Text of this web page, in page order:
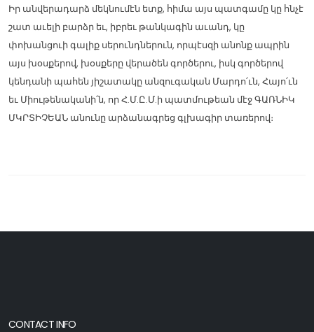
Իր անվերադարձ մեկնումէն ետք, հիմա այս պատգամը կը հնչէ
շատ աւելի բարձր եւ, իբրեւ թանկագին աւանդ, կը
փոխանցուի գալիք սերունդներուն, որպէսզի անոնք ապրին
այս խօսքերով, խօսքերը վերածեն գործերու, իսկ գործերով
կենդանի պահեն յիշատակը անզուգական Մարդո՛ւն, Հայո՛ւն
եւ Միութենականի՛ն, որ Հ.Մ.Ը.Մ.ի պատմութեան մէջ ԳԱՌՆԻԿ
ՄԿՐՏԻՉԵԱՆ անունը արձանագրեց գլխագիր տառերով։
CONTACT INFO